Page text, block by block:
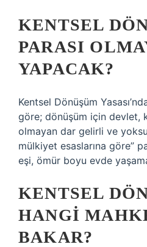
KENTSEL
PARASI
YAPACAK?
Kentsel Dönüşüm
göre; dönüşüm için devlet,
olmayan dar gelirli ve
mülkiyet esaslarına göre”
eşi, ömür boyu evde
KENTSEL
HANGI
BAKAR?